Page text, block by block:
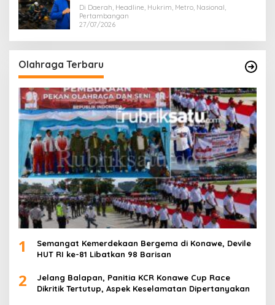
Di Daerah, Headline, Hukrim, Metro, Nasional,
Pertambangan
27/07/2026
Olahraga Terbaru
1
Semangat Kemerdekaan Bergema di Konawe, Devile
HUT RI ke-81 Libatkan 98 Barisan
2
Jelang Balapan, Panitia KCR Konawe Cup Race
Dikritik Tertutup, Aspek Keselamatan Dipertanyakan